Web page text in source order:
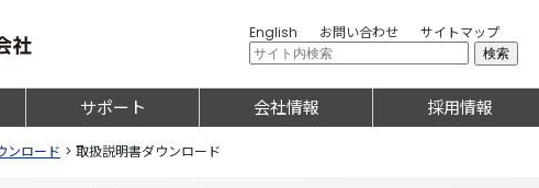
English お問い合わせ サイトマップ
サポート 会社情報 採用情報
ンロード > 取扱説明書ダウンロード